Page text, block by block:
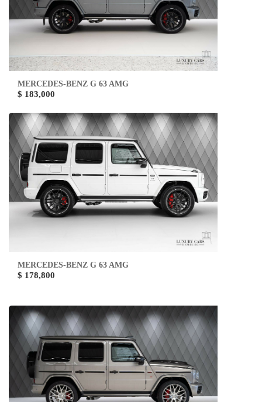
MERCEDES-BENZ G 63 AMG
$ 183,000
MERCEDES-BENZ G 63 AMG
$ 178,800